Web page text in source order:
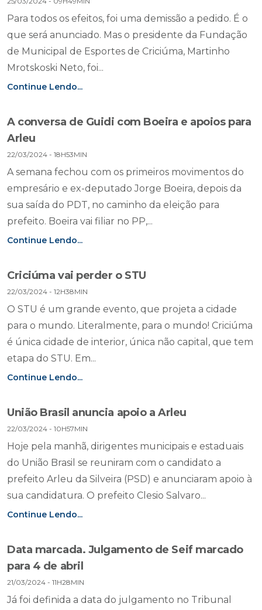
Para todos os efeitos, foi uma demissão a pedido. É o
que será anunciado. Mas o presidente da Fundação
de Municipal de Esportes de Criciúma, Martinho
Mrotskoski Neto, foi...
Continue Lendo...
A conversa de Guidi com Boeira e apoios para
Arleu
22/03/2024 - 18H53MIN
A semana fechou com os primeiros movimentos do
empresário e ex-deputado Jorge Boeira, depois da
sua saída do PDT, no caminho da eleição para
prefeito. Boeira vai filiar no PP,...
Continue Lendo...
Criciúma vai perder o STU
22/03/2024 - 12H38MIN
O STU é um grande evento, que projeta a cidade
para o mundo. Literalmente, para o mundo! Criciúma
é única cidade de interior, única não capital, que tem
etapa do STU. Em...
Continue Lendo...
União Brasil anuncia apoio a Arleu
22/03/2024 - 10H57MIN
Hoje pela manhã, dirigentes municipais e estaduais
do União Brasil se reuniram com o candidato a
prefeito Arleu da Silveira (PSD) e anunciaram apoio à
sua candidatura. O prefeito Clesio Salvaro...
Continue Lendo...
Data marcada. Julgamento de Seif marcado
para 4 de abril
21/03/2024 - 11H28MIN
Já foi definida a data do julgamento no Tribunal